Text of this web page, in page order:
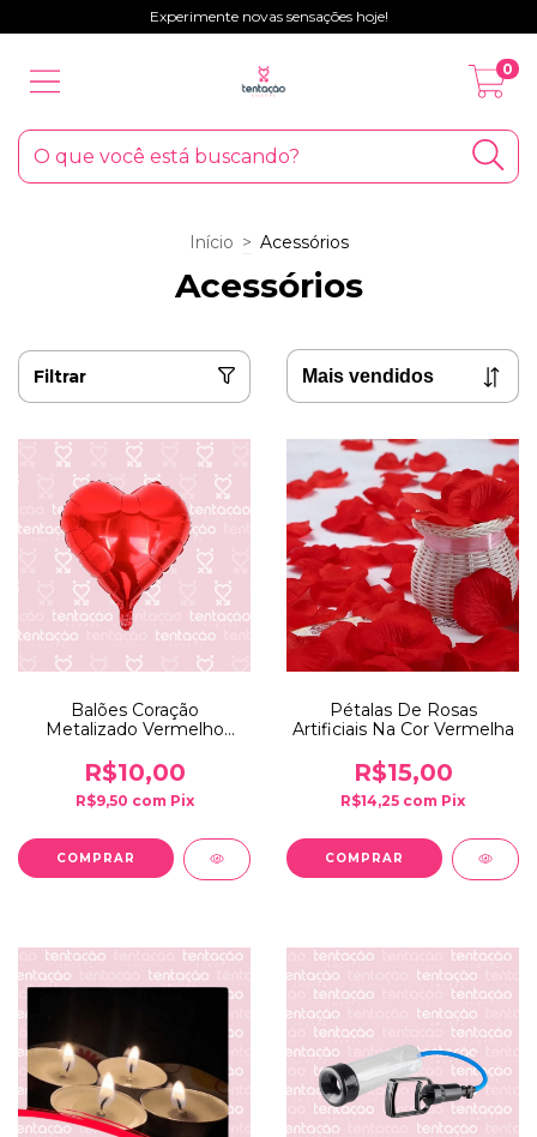
Experimente novas sensações hoje!
0
Início > Acessórios
Acessórios
Filtrar
Balões Coração
Metalizado Vermelho
R$10,00
R$9,50 com Pix
Pétalas De Rosas
Artificiais Na Cor Vermelha
R$15,00
R$14,25 com Pix